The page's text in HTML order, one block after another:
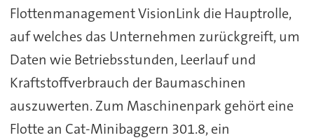
Flottenmanagement VisionLink die Hauptrolle,
auf welches das Unternehmen zurückgreift, um
Daten wie Betriebsstunden, Leerlauf und
Kraftstoffverbrauch der Baumaschinen
auszuwerten. Zum Maschinenpark gehört eine
Flotte an Cat-Minibaggern 301.8, ein